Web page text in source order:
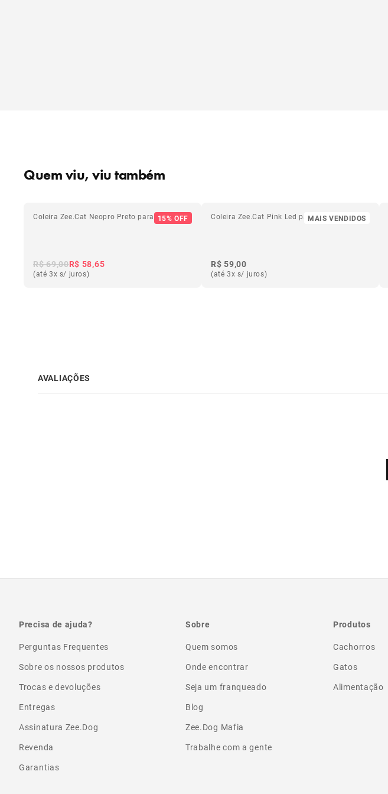
Quem viu, viu também
15% OFF
Coleira Zee.Cat Neopro Preto para Gatos
R$ 69,00R$ 58,65
(até 3x s/ juros)
MAIS VENDIDOS
Coleira Zee.Cat Pink Led para Gatos
R$ 59,00
(até 3x s/ juros)
AVALIAÇÕES
Precisa de ajuda?
Perguntas Frequentes
Sobre os nossos produtos
Trocas e devoluções
Entregas
Assinatura Zee.Dog
Revenda
Garantias
Sobre
Quem somos
Onde encontrar
Seja um franqueado
Blog
Zee.Dog Mafia
Trabalhe com a gente
Produtos
Cachorros
Gatos
Alimentação